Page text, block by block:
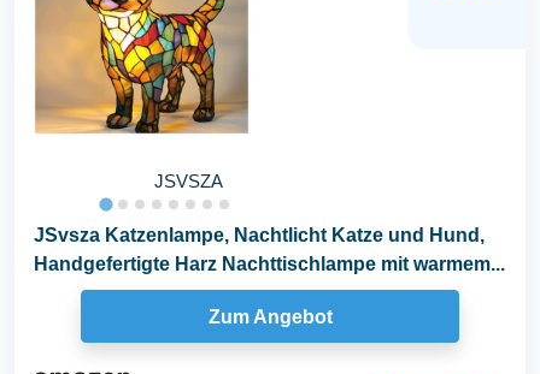
JSVSZA
JSvsza Katzenlampe, Nachtlicht Katze und Hund,
Handgefertigte Harz Nachttischlampe mit warmem...
Zum Angebot